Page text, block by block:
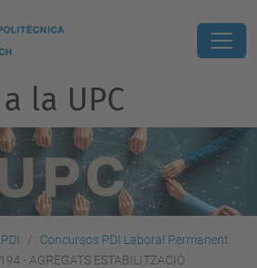
la UPC
Concursos PDI Laboral Permanent
- AGREGATS ESTABILITZACIÓ